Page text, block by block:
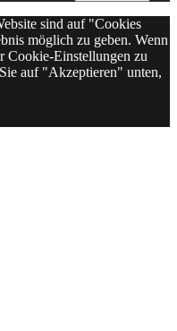
sind auf "Cookies
möglich zu geben. Wenn
Cookie-Einstellungen zu
auf "Akzeptieren" unten,